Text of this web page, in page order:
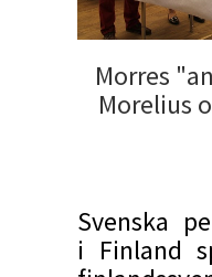
Morres
Morelius
Svenska
i Finland